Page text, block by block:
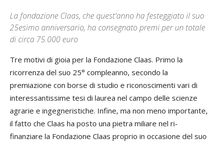
La fondazione Claas, che quest'anno ha festeggiato il suo
25esimo anniversario, ha consegnato premi per un totale
di circa 75.000 euro
Tre motivi di gioia per la Fondazione Claas. Primo la
ricorrenza del suo 25° compleanno, secondo la
premiazione con borse di studio e riconoscimenti vari di
interessantissime tesi di laurea nel campo delle scienze
agrarie e ingegneristiche. Infine, ma non meno importante,
il fatto che Claas ha posto una pietra miliare nel ri-
finanziare la Fondazione Claas proprio in occasione del suo